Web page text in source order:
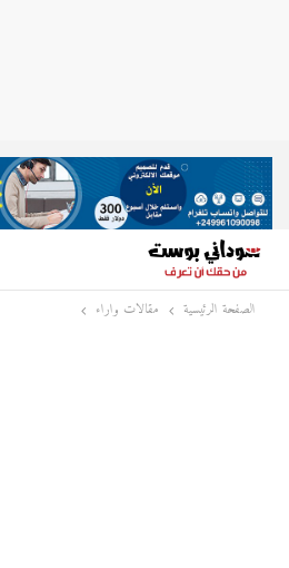
الصفحة الرئيسية مقالات واراء